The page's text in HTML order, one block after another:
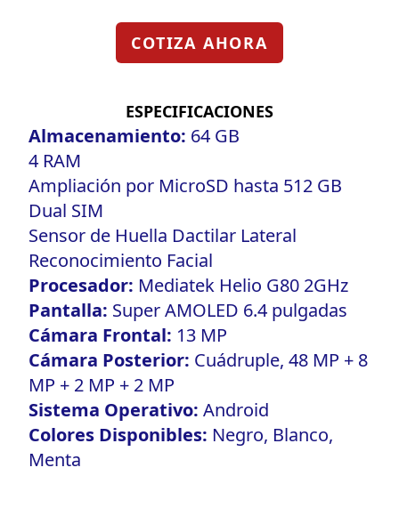
COTIZA AHORA
ESPECIFICACIONES
Almacenamiento: 64 GB
4 RAM
Ampliación por MicroSD hasta 512 GB
Dual SIM
Sensor de Huella Dactilar Lateral
Reconocimiento Facial
Procesador: Mediatek Helio G80 2GHz
Pantalla: Super AMOLED 6.4 pulgadas
Cámara Frontal: 13 MP
Cámara Posterior: Cuádruple, 48 MP + 8
MP + 2 MP + 2 MP
Sistema Operativo: Android
Colores Disponibles: Negro, Blanco,
Menta